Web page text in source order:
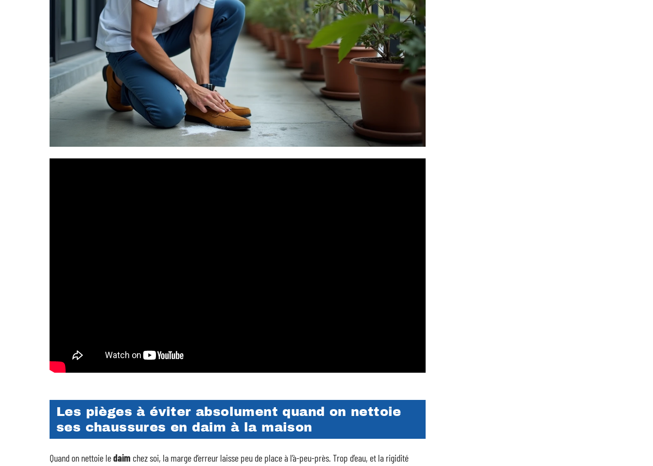
Les pièges à éviter absolument quand on nettoie
ses chaussures en daim à la maison
Quand on nettoie ledaim chez soi, la marge d’erreur laisse peu de place à l’à-peu-près. Trop d’eau, et la rigidité